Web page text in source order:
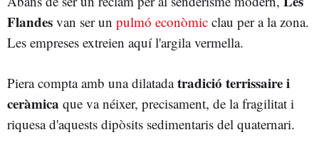
Flandes van ser un pulmó econòmic clau per a la zona.
Les empreses extreien aquí l'argila vermella.
Piera compta amb una dilatadatradició terrissaire i
ceràmica que va néixer, precisament, de la fragilitat i
riquesa d'aquests dipòsits sedimentaris del quaternari.